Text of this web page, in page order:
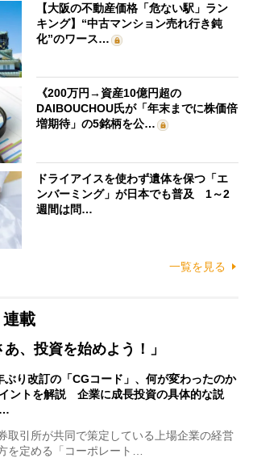
【大阪の不動産価格「危ない駅」ラン
キング】“中古マンション売れ行き鈍
化”のワース…
《200万円→資産10億円超の
DAIBOUCHOU氏が「年末までに株価倍
増期待」の5銘柄を公…
ドライアイスを使わず遺体を保つ「エ
ンバーミング」が日本でも普及 1～2
週間は問…
一覧を見る
載
、投資を始めよう！」
ぶり改訂の「CGコード」、何が変わったのか
ントを解説 企業に成長投資の具体的な説
取引所が共同で策定している上場企業の経営
を定める「コーポレート…